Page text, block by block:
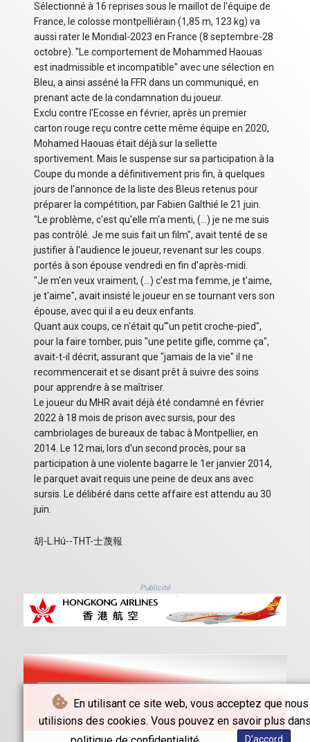
En utilisant ce site web, vous acceptez que nous
utilisions des cookies. Vous pouvez en savoir plus
D'accord
Sélectionné à 16 reprises sous le maillot de l'équipe de
France, le colosse montpelliérain (1,85 m, 123 kg) va
aussi rater le Mondial-2023 en France (8 septembre-28
octobre). "Le comportement de Mohammed Haouas
est inadmissible et incompatible" avec une sélection en
Bleu, a ainsi asséné la FFR dans un communiqué, en
prenant acte de la condamnation du joueur.
Exclu contre l'Ecosse en février, après un premier
carton rouge reçu contre cette même équipe en 2020,
Mohamed Haouas était déjà sur la sellette
sportivement. Mais le suspense sur sa participation à la
Coupe du monde a définitivement pris fin, à quelques
jours de l'annonce de la liste des Bleus retenus pour
préparer la compétition, par Fabien Galthié le 21 juin.
"Le problème, c'est qu'elle m'a menti, (...) je ne me suis
pas contrôlé. Je me suis fait un film", avait tenté de se
justifier à l'audience le joueur, revenant sur les coups
portés à son épouse vendredi en fin d'après-midi.
"Je m'en veux vraiment, (...) c'est ma femme, je t'aime,
je t'aime", avait insisté le joueur en se tournant vers son
épouse, avec qui il a eu deux enfants.
Quant aux coups, ce n'était qu'"un petit croche-pied",
pour la faire tomber, puis "une petite gifle, comme ça",
avait-t-il décrit, assurant que "jamais de la vie" il ne
recommencerait et se disant prêt à suivre des soins
pour apprendre à se maîtriser.
Le joueur du MHR avait déjà été condamné en février
2022 à 18 mois de prison avec sursis, pour des
cambriolages de bureaux de tabac à Montpellier, en
2014. Le 12 mai, lors d'un second procès, pour sa
participation à une violente bagarre le 1er janvier 2014,
le parquet avait requis une peine de deux ans avec
sursis. Le délibéré dans cette affaire est attendu au 30
juin.
胡-L.Hú--THT-士蔑報
Publicité
© The Hong Kong Telegraph - 2026 - Tous droits
réservés